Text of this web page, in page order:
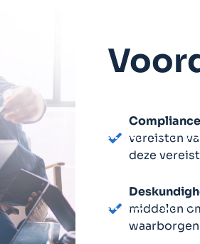
vereisten
deze
middelen